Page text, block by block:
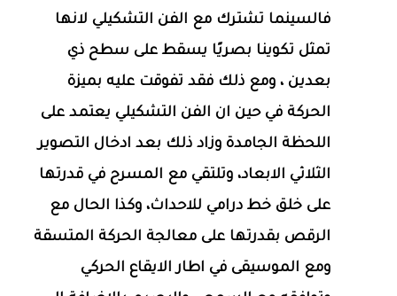
فالسينما تشترك مع الفن التشكيلي لانها
تمثل تكوينا بصريًا يسقط على سطح ذي
بعدين ، ومع ذلك فقد تفوقت عليه بميزة
الحركة في حين ان الفن التشكيلي يعتمد على
اللحظة الجامدة وزاد ذلك بعد ادخال التصوير
الثلاثي الابعاد، وتلتقي مع المسرح في قدرتها
على خلق خط درامي للاحداث، وكذا الحال مع
الرقص بقدرتها على معالجة الحركة المتسقة
ومع الموسيقى في اطار الايقاع الحركي